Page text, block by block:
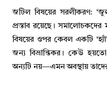
জটিল বিষয়ের সরলীকরণ:
প্রস্তাব রয়েছে।
বিষয়ের ওপর কেবল একটি
জন্য বিভ্রান্তিকর। কেউ
অন্যটি নয়—এমন অবস্থায়